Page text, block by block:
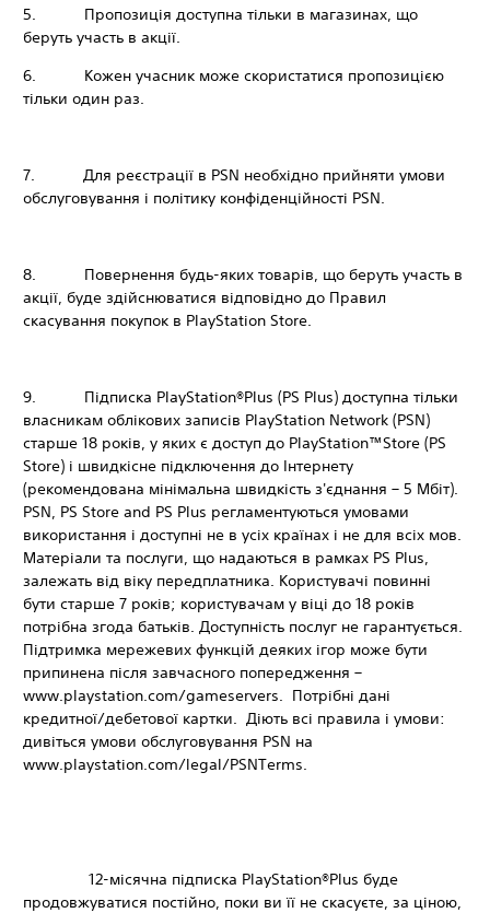
5. Пропозиція доступна тільки в магазинах, що
беруть участь в акції.
6. Кожен учасник може скористатися пропозицією
тільки один раз.
7. Для реєстрації в PSN необхідно прийняти умови
обслуговування і політику конфіденційності PSN.
8. Повернення будь-яких товарів, що беруть участь в
акції, буде здійснюватися відповідно до Правил
скасування покупок в PlayStation Store.
9. Підписка PlayStation®Plus (PS Plus) доступна тільки
власникам облікових записів PlayStation Network (PSN)
старше 18 років, у яких є доступ до PlayStation™Store (PS
Store) і швидкісне підключення до Інтернету
(рекомендована мінімальна швидкість з'єднання – 5 Мбіт).
PSN, PS Store and PS Plus регламентуються умовами
використання і доступні не в усіх країнах і не для всіх мов.
Матеріали та послуги, що надаються в рамках PS Plus,
залежать від віку передплатника. Користувачі повинні
бути старше 7 років; користувачам у віці до 18 років
потрібна згода батьків. Доступність послуг не гарантується.
Підтримка мережевих функцій деяких ігор може бути
припинена після завчасного попередження –
www.playstation.com/gameservers. Потрібні дані
кредитної/дебетової картки. Діють всі правила і умови:
дивіться умови обслуговування PSN на
www.playstation.com/legal/PSNTerms.
12-місячна підписка PlayStation®Plus буде
продовжуватися постійно, поки ви її не скасуєте, за ціною,